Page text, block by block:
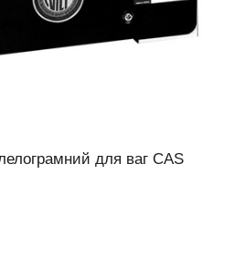
для ваг CAS